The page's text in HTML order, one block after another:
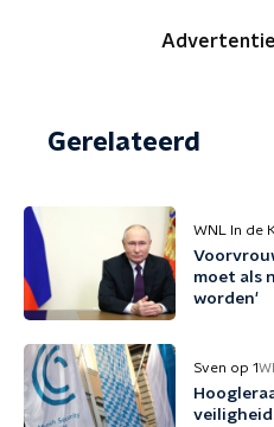
Advertentie
Gerelateerd
WNL In de
moet als
worden'
Sven op 1